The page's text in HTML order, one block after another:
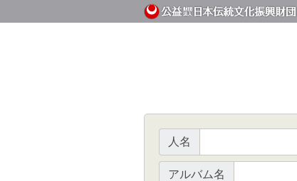
人名
アルバム名